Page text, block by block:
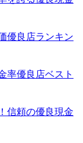
優良店ランキン
率優良店ベスト
信頼の優良現金